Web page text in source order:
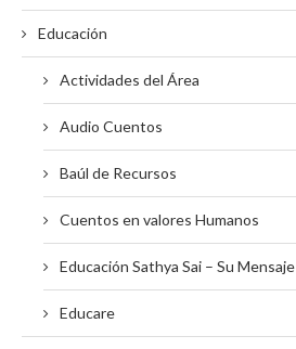
Educación
Actividades del Área
Audio Cuentos
Baúl de Recursos
Cuentos en valores Humanos
Educación Sathya Sai – Su Mensaje
Educare